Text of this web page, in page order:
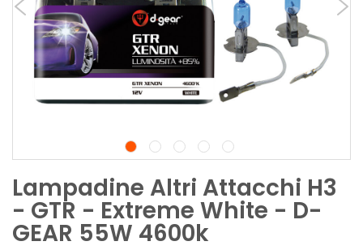
Lampadine Altri Attacchi H3
- GTR - Extreme White - D-
GEAR 55W 4600k